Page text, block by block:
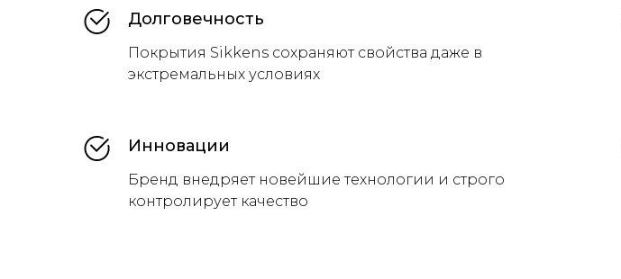
Долговечность
Покрытия Sikkens сохраняют свойства даже в
экстремальных условиях
Инновации
Бренд внедряет новейшие технологии и строго
контролирует качество